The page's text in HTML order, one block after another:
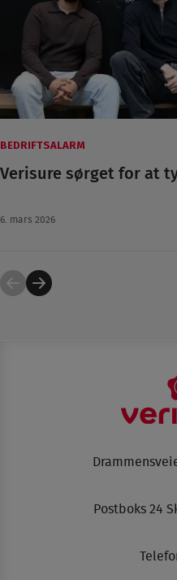
BEDRIFTSALARM
Verisure sørget for at
6. mars 2026
Postboks 24